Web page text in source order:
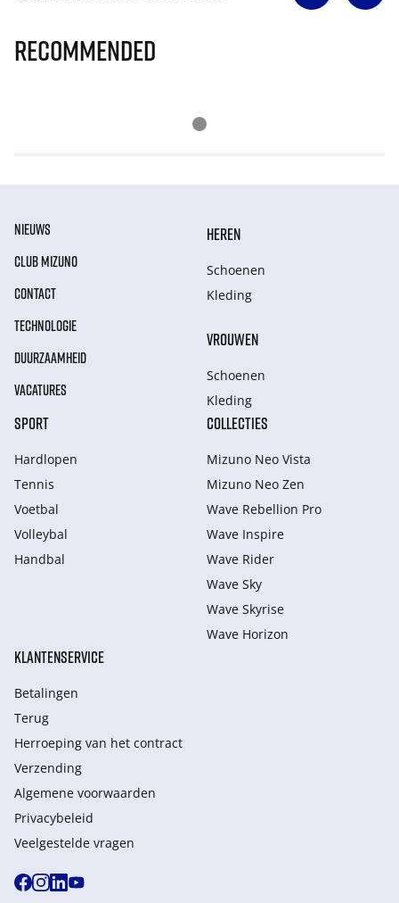
Recommended
NIEUWS
CLUB MIZUNO
CONTACT
TECHNOLOGIE
DUURZAAMHEID
VACATURES
HEREN
Schoenen
Kleding
VROUWEN
Schoenen
Kleding
SPORT
Hardlopen
Tennis
Voetbal
Volleybal
Handbal
COLLECTIES
Mizuno Neo Vista
Mizuno Neo Zen
Wave Rebellion Pro
Wave Inspire
Wave Rider
Wave Sky
Wave Skyrise
Wave Horizon
KLANTENSERVICE
Betalingen
Terug
Herroeping van het contract
Verzending
Algemene voorwaarden
Privacybeleid
Veelgestelde vragen